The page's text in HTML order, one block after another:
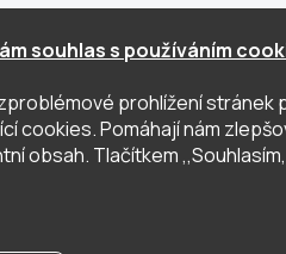
souhlas s používáním
prohlížení stránek
cookies. Pomáhají nám
obsah. Tlačítkem